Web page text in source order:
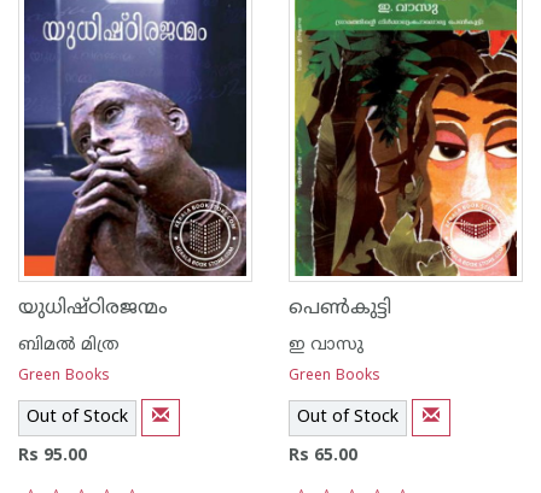
യുധിഷ്ഠിരജന്മം
ബിമല്‍ മിത്ര
Green Books
Out of Stock
Rs 95.00
പെണ്‍കുട്ടി
ഇ വാസു
Green Books
Out of Stock
Rs 65.00